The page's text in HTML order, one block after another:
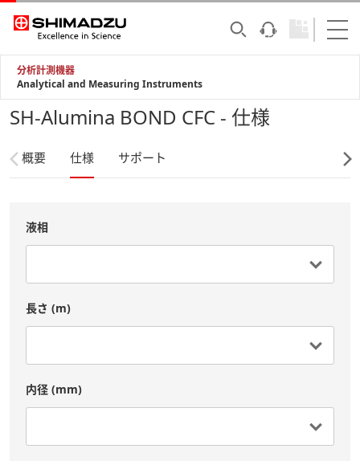
分析計測機器
Analytical and Measuring Instruments
SH-Alumina BOND CFC - 仕様
概要 仕様 サポート
液相
長さ (m)
内径 (mm)